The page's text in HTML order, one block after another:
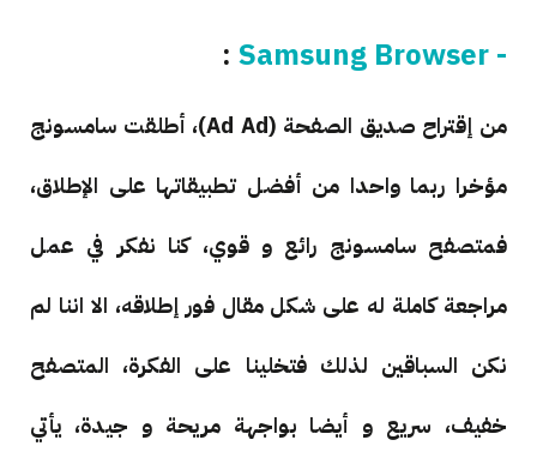
- Samsung Browser
:
من إقتراح صديق الصفحة (Ad Ad)، أطلقت سامسونج
مؤخرا ربما واحدا من أفضل تطبيقاتها على الإطلاق،
فمتصفح سامسونج رائع و قوي، كنا نفكر في عمل
مراجعة كاملة له على شكل مقال فور إطلاقه، الا اننا لم
نكن السباقين لذلك فتخلينا على الفكرة، المتصفح
خفيف، سريع و أيضا بواجهة مريحة و جيدة، يأتي